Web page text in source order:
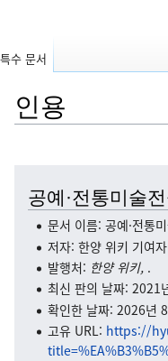
인용
공예·전통미술
문서 이름: 공예·전통
저자: 한양 위키 기여자
발행처: 한양 위키, .
최신 판의 날짜: 2021
확인한 날짜: 2026년
고유 URL: https://
특수 문서